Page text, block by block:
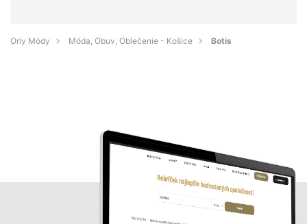
Orly Módy Móda, Obuv, Oblečenie - Košice Botis